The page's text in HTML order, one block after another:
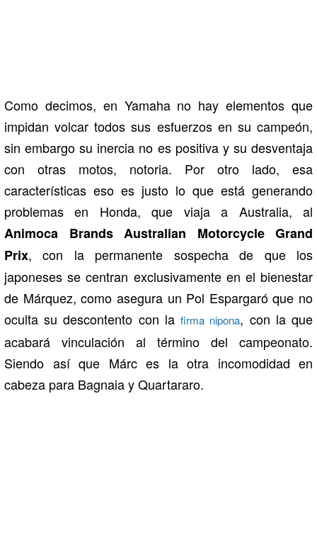
Como decimos, en Yamaha no hay elementos que
impidan volcar todos sus esfuerzos en su campeón,
sin embargo su inercia no es positiva y su desventaja
con otras motos, notoria. Por otro lado, esa
características eso es justo lo que está generando
problemas en Honda, que viaja a Australia, al
Animoca Brands Australian Motorcycle Grand
Prix, con la permanente sospecha de que los
japoneses se centran exclusivamente en el bienestar
de Márquez, como asegura un Pol Espargaró que no
oculta su descontento con lafirma nipona, con la que
acabará vinculación al término del campeonato.
Siendo así que Márc es la otra incomodidad en
cabeza para Bagnaia y Quartararo.